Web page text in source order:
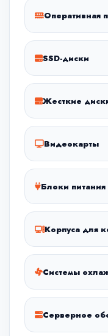
Оперативная
SSD-диски
Жесткие
Видеокарты
Блоки
Корпуса для
Системы
Серверное